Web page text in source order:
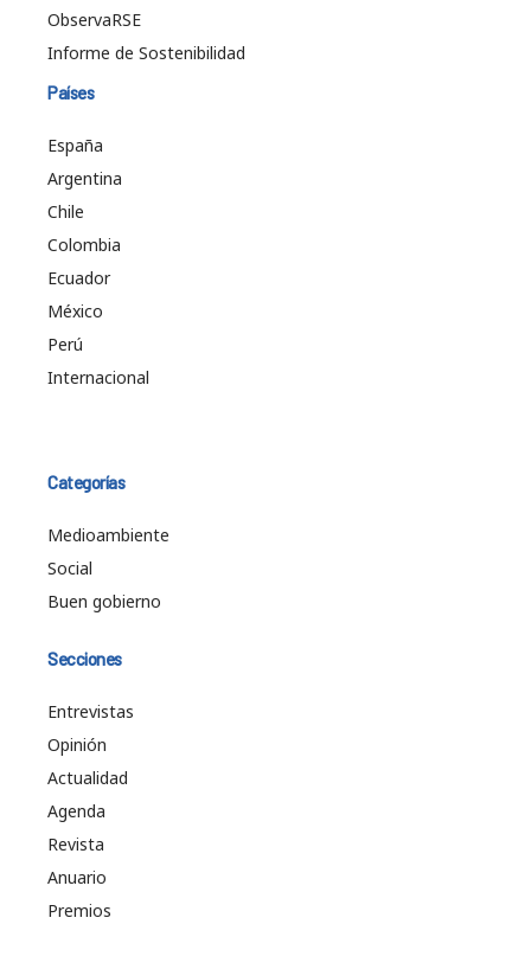
ObservaRSE
Informe de Sostenibilidad
Países
España
Argentina
Chile
Colombia
Ecuador
México
Perú
Internacional
Categorías
Medioambiente
Social
Buen gobierno
Secciones
Entrevistas
Opinión
Actualidad
Agenda
Revista
Anuario
Premios